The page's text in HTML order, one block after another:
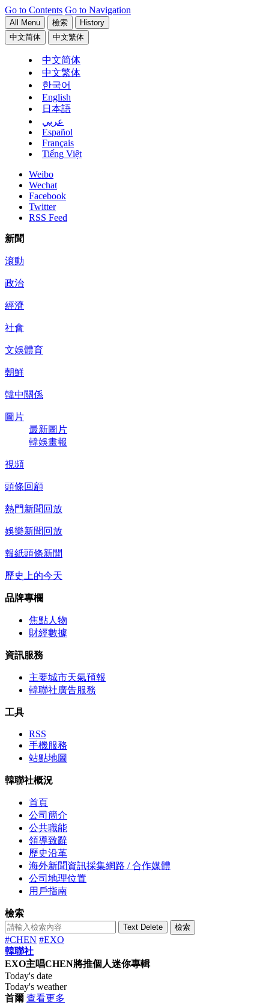
Go to Contents Go to Navigation
All Menu 檢索
History
中文简体
中文繁体
中文简体
中文繁体
한국어
English
日本語
عربي
Español
Français
Tiếng Việt
Weibo
Wechat
Facebook
Twitter
RSS Feed
新聞
滾動
政治
經濟
社會
文娛體育
朝鮮
韓中關係
圖片
最新圖片
韓娛畫報
視頻
頭條回顧
熱門新聞回放
娛樂新聞回放
報紙頭條新聞
歷史上的今天
品牌專欄
焦點人物
財經數據
資訊服務
主要城市天氣預報
韓聯社廣告服務
工具
RSS
手機服務
站點地圖
韓聯社概況
首頁
公司簡介
公共職能
領導致辭
歷史沿革
海外新聞資訊採集網路 / 合作媒體
公司地理位置
用戶指南
檢索
Text Delete 檢索
#CHEN #EXO
韓聯社
EXO主唱CHEN將推個人迷你專輯
Today's date
Today's weather
首爾 查看更多